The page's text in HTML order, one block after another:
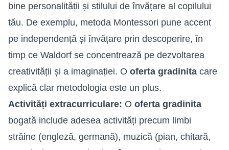
bine personalității și stilului de învățare al copilului
tău. De exemplu, metoda Montessori pune accent
pe independență și învățare prin descoperire, în
timp ce Waldorf se concentrează pe dezvoltarea
creativității și a imaginației. O oferta gradinita care
explică clar metodologia este un plus.
Activități extracurriculare: O oferta gradinita
bogată include adesea activități precum limbi
străine (engleză, germană), muzică (pian, chitară,